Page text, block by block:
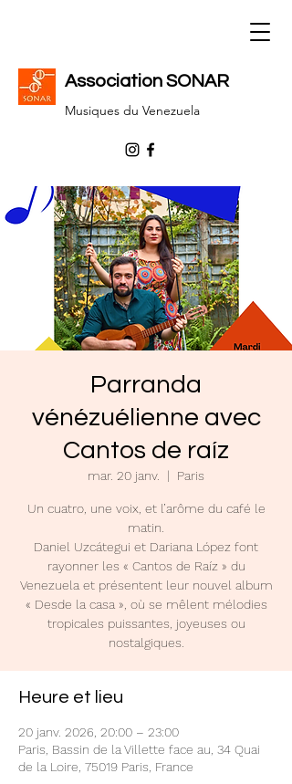
Association SONAR
Musiques du Venezuela
Parranda
vénézuélienne avec
Cantos de raíz
mar. 20 janv.
  |
Paris
Un cuatro, une voix, et l’arôme du café le
matin.
Daniel Uzcátegui et Dariana López font
rayonner les « Cantos de Raíz » du
Venezuela et présentent leur nouvel album
« Desde la casa », où se mêlent mélodies
tropicales puissantes, joyeuses ou
nostalgiques.
Heure et lieu
20 janv. 2026, 20:00 – 23:00
Paris, Bassin de la Villette face au, 34 Quai
de la Loire, 75019 Paris, France